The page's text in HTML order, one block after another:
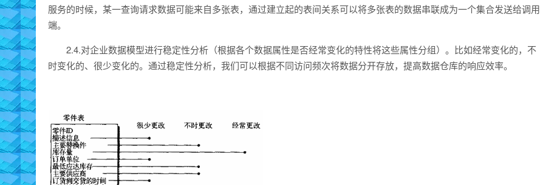
服务的时候，某一查询请求数据可能来自多张表，通过建立起的表间关系可以将多张表的数据串联成为一个集合发送给调用
端。
2.4.对企业数据模型进行稳定性分析（根据各个数据属性是否经常变化的特性将这些属性分组）。比如经常变化的，不
时变化的、很少变化的。通过稳定性分析，我们可以根据不同访问频次将数据分开存放，提高数据仓库的响应效率。